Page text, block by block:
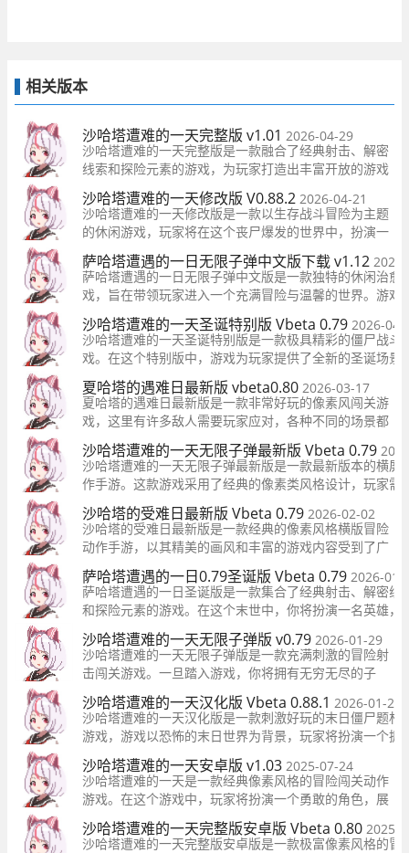
相关版本
沙哈塔遭难的一天完整版 v1.01 2026-04-29
沙哈塔遭难的一天完整版是一款融合了经典射击、解密
线索和探险元素的游戏，为玩家打造出丰富开放的游戏
体验。这款游戏将带给你前所未有的感觉和乐趣。你将
扮演一名英雄，在末世中展开冒险之旅。独特鲜明的像
素画风带有复古怀旧感，让你沉浸于游戏世界中。
沙哈塔遭难的一天修改版 V0.88.2 2026-04-21
沙哈塔遭难的一天修改版是一款以生存战斗冒险为主题
的休闲游戏，玩家将在这个丧尸爆发的世界中，扮演一
个英勇的角色，努力生存下来。
萨哈塔遭遇的一日无限子弹中文版下载 v1.12
萨哈塔遭遇的一日无限子弹中文版是一款独特的休闲治愈
戏，旨在带领玩家进入一个充满冒险与温馨的世界。游戏
家将扮演一位勇敢的小女孩，踏上奇幻旅程，与各种可爱
一同对抗恶魔，解救被
沙哈塔遭难的一天圣诞特别版 Vbeta 0.79 2026-04-
沙哈塔遭难的一天圣诞特别版是一款极具精彩的僵尸战斗
戏。在这个特别版中，游戏为玩家提供了全新的圣诞场景
NPC，让玩家能够感受浓厚的圣诞节氛围。玩家需要扮演
个拥有白色头发的小女孩，勇敢地展开与僵尸的冒险战斗
夏哈塔的遇难日最新版 vbeta0.80 2026-03-17
夏哈塔的遇难日最新版是一款非常好玩的像素风闯关游
戏，这里有许多敌人需要玩家应对，各种不同的场景都
是可以去探索的，完成不同的冒险任务，喜欢就来试试
看吧。 夏哈塔灾难的一天beta0.54版
沙哈塔遭难的一天无限子弹最新版 Vbeta 0.79
沙哈塔遭难的一天无限子弹最新版是一款最新版本的横屏
作手游。这款游戏采用了经典的像素类风格设计，玩家需
一名战士，在校园中消灭不断靠近的敌人。
沙哈塔的受难日最新版 Vbeta 0.79 2026-02-02
沙哈塔的受难日最新版是一款经典的像素风格横版冒险
动作手游，以其精美的画风和丰富的游戏内容受到了广
大玩家的喜爱。在这个游戏中，玩家将扮演沙哈塔这个
特殊的角色，展开一段惊险刺激的冒险旅程。
萨哈塔遭遇的一日0.79圣诞版 Vbeta 0.79 2026-01-
萨哈塔遭遇的一日圣诞版是一款集合了经典射击、解密线
和探险元素的游戏。在这个末世中，你将扮演一名英雄，
开冒险之旅。游戏采用了独特的像素画风，带有复古怀旧
感，让你身临其境地沉浸于游戏世界中。同时，隐藏着各
神秘解密元素等待着你去发现。
沙哈塔遭难的一天无限子弹版 v0.79 2026-01-29
沙哈塔遭难的一天无限子弹版是一款充满刺激的冒险射
击闯关游戏。一旦踏入游戏，你将拥有无穷无尽的子
弹，自由射击助你轻松完成各种任务。每个关卡都带来
全新的战斗体验，使你的玩法更加多样化。成功完成任
务将为你赢得丰厚的奖励，等待你的积极参与。
沙哈塔遭难的一天汉化版 Vbeta 0.88.1 2026-01-28
沙哈塔遭难的一天汉化版是一款刺激好玩的末日僵尸题材
游戏，游戏以恐怖的末日世界为背景，玩家将扮演一个拥
有白色头发的小女孩展开冒险。
沙哈塔遭难的一天安卓版 v1.03 2025-07-24
沙哈塔遭难的一天是一款经典像素风格的冒险闯关动作
游戏。在这个游戏中，玩家将扮演一个勇敢的角色，展
开一场趣味十足的冒险闯关之旅。游戏中有多个不同的
游戏场景，玩家可以自由地探索这些场景，体验游戏的
沙哈塔遭难的一天完整版安卓版 Vbeta 0.80 2025-
沙哈塔遭难的一天完整版安卓版是一款极富像素风格的冒